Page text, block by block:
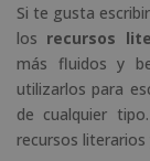
Si te gusta
los recursos
más fluidos y
utilizarlos para
de cualquier
recursos